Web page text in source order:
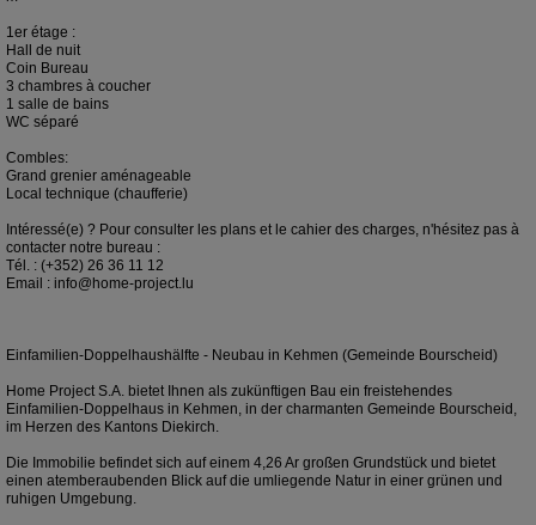
1er étage :
Hall de nuit
Coin Bureau
3 chambres à coucher
1 salle de bains
WC séparé
Combles:
Grand grenier aménageable
Local technique (chaufferie)
Intéressé(e) ? Pour consulter les plans et le cahier des charges, n'hésitez pas à
contacter notre bureau :
Tél. : (+352) 26 36 11 12
Email : info@home-project.lu
Einfamilien-Doppelhaushälfte - Neubau in Kehmen (Gemeinde Bourscheid)
Home Project S.A. bietet Ihnen als zukünftigen Bau ein freistehendes
Einfamilien-Doppelhaus in Kehmen, in der charmanten Gemeinde Bourscheid,
im Herzen des Kantons Diekirch.
Die Immobilie befindet sich auf einem 4,26 Ar großen Grundstück und bietet
einen atemberaubenden Blick auf die umliegende Natur in einer grünen und
ruhigen Umgebung.